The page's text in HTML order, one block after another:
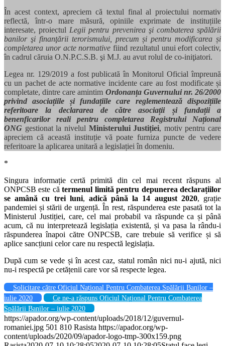
În acest context, apreciem că textul final al proiectului normativ
reflectă, într-o mare măsură, opiniile exprimate de instituțiile
interesate, proiectul Legii pentru prevenirea şi combaterea spălării
banilor şi finanţării terorismului, precum și pentru modificarea și
completarea unor acte normative fiind rezultatul unui efort colectiv,
în cadrul căruia O.N.P.C.S.B. şi M.J. au avut rolul de co-iniţiatori.
Legea nr. 129/2019 a fost publicată în Monitorul Oficial împreună
cu un pachet de acte normative incidente care au fost modificate și
completate, dintre care amintim Ordonanța Guvernului nr. 26/2000
privind asociațiile și fundațiile care reglementează dispozițiile
referitoare la declararea de către asociații și fundații a
benenficarilor reali pentru completarea Registrului Național
ONG gestionat la nivelul Ministerului Justiției, motiv pentru care
apreciem că această instituție vă poate furniza puncte de vedere
referitoare la aplicarea unitară a legislației în domeniu.
*
Singura informație certă primită din cel mai recent răspuns al
ONPCSB este cătermenul limită pentru depunerea declarațiilor
se amână cu trei luni, adică până la 14 august 2020, grație
pandemiei și stării de urgență. În rest, răspunderea este pasată tot la
Ministerul Justiției, care, cel mai probabil va răspunde ca și până
acum, că nu interpretează legislația existentă, și va pasa la rându-i
răspunderea înapoi către ONPCSB, care trebuie să verifice și să
aplice sancțiuni celor care nu respectă legislația.
După cum se vede și în acest caz, statul român nici nu-i ajută, nici
nu-i respectă pe cetățenii care vor să respecte legea.
Solicitare către Oficiul Național Pentru Combaterea Spălării Banilor –
iulie 2020
Ce ne-a răspuns Oficiul Național Pentru Combaterea
Spălării Banilor – iulie 2020
https://apador.org/wp-content/uploads/2018/12/guvernul-
romaniei.jpg 501 810 Rasista https://apador.org/wp-
content/uploads/2020/09/apador-logo-tmp-300x159.png